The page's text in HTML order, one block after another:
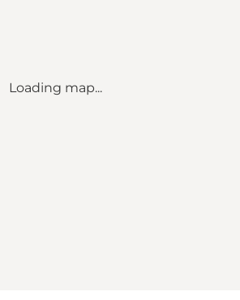
Loading map...